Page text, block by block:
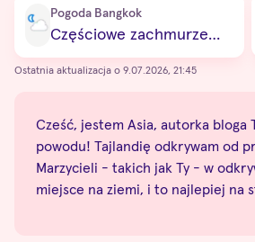
Pogoda Bangkok
Częściowe zachmurzenie
Ostatnia aktualizacja o 9.07.2026, 21:45
Cześć, jestem Asia, autorka
powodu! Tajlandię odkrywam od
Marzycieli - takich jak Ty - w
miejsce na ziemi, i to najlepiej na